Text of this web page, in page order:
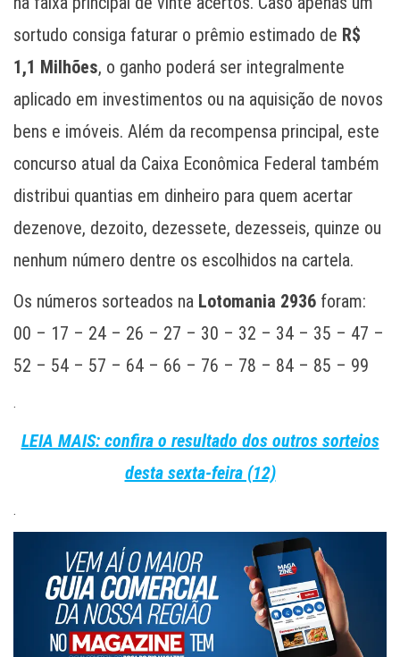
sortudo consiga faturar o prêmio estimado de R$
1,1 Milhões, o ganho poderá ser integralmente
aplicado em investimentos ou na aquisição de novos
bens e imóveis. Além da recompensa principal, este
concurso atual da Caixa Econômica Federal também
distribui quantias em dinheiro para quem acertar
dezenove, dezoito, dezessete, dezesseis, quinze ou
nenhum número dentre os escolhidos na cartela.
Os números sorteados na Lotomania 2936 foram:
00 – 17 – 24 – 26 – 27 – 30 – 32 – 34 – 35 – 47 –
52 – 54 – 57 – 64 – 66 – 76 – 78 – 84 – 85 – 99
.
LEIA MAIS: confira o resultado dos outros sorteios
desta sexta-feira (12)
.